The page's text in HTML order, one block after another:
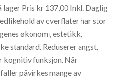
lager Pris kr 137,00 Inkl. Daglig
av overflater har stor
økonomi, estetikk,
standard. Reduserer angst,
kognitiv funksjon. Når
påvirkes mange av